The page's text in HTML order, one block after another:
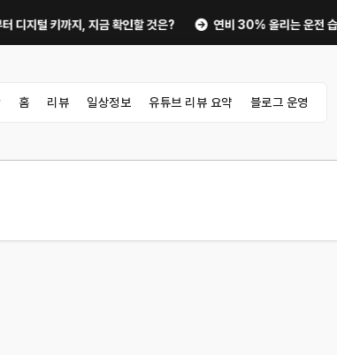
지, 지금 확인할 것은? 연비 30% 올리는 운전 습관과 타이어
홈 리뷰 일상정보 유튜브 리뷰 요약 블로그 운영